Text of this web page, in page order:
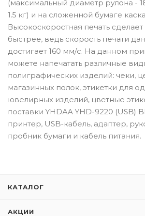
(максимальный диаметр рулона -
1.5 кг) и на сложенной бумаге
Высокоскоростная печать
быстрее, ведь скорость печати
достигает 160 мм/с. На данном
можете напечатать различные
полиграфических изделий: чеки,
магазинных полок, этикетки для
ювелирных изделий, цветные
поставки YHDAA YHD-9220 (USB)
принтер, USB-кабель, адаптер,
пробник бумаги и кабель питания.
КАТАЛОГ
АКЦИИ